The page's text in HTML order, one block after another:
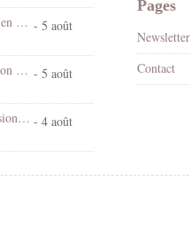
Spectacle «Les jours heureux» en 3D stéréo vision croisée - 5 août
Chantal Goya en stéréo 3D vision croisée - 5 août
Village d'EUS en stéréo 3D vision croisée - 4 août
Pages
Newsletter
Contact